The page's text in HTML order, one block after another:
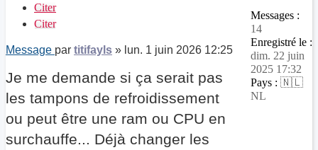
Citer
Citer
Message par titifayls » lun. 1 juin 2026 12:25
Je me demande si ça serait pas
les tampons de refroidissement
ou peut être une ram ou CPU en
surchauffe... Déjà changer les
Messages :
14
Enregistré le :
dim. 22 juin
2025 17:32
Pays : 🇳🇱
NL